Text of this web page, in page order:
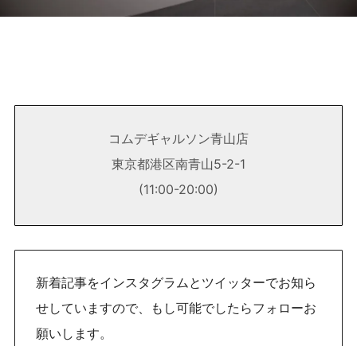
コムデギャルソン青山店
東京都港区南青山5-2-1
(11:00-20:00)
新着記事をインスタグラムとツイッターでお知ら
せしていますので、もし可能でしたらフォローお
願いします。